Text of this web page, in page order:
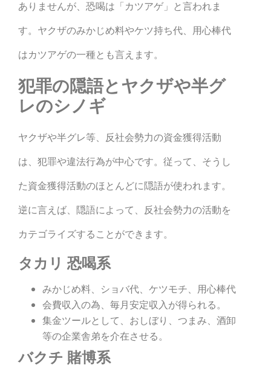
ありませんが、恐喝は「カツアゲ」と言われま
す。ヤクザのみかじめ料やケツ持ち代、用心棒代
はカツアゲの一種とも言えます。
犯罪の隠語とヤクザや半グ
レのシノギ
ヤクザや半グレ等、反社会勢力の資金獲得活動
は、犯罪や違法行為が中心です。従って、そうし
た資金獲得活動のほとんどに隠語が使われます。
逆に言えば、隠語によって、反社会勢力の活動を
カテゴライズすることができます。
タカリ 恐喝系
みかじめ料、ショバ代、ケツモチ、用心棒代
会費収入の為、毎月安定収入が得られる。
集金ツールとして、おしぼり、つまみ、酒卸
等の企業舎弟を介在させる。
バクチ 賭博系